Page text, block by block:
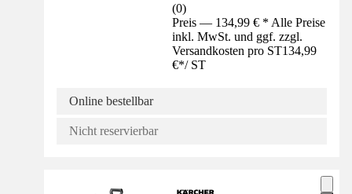
(0)
Preis — 134,99 € * Alle Preise
inkl. MwSt. und ggf. zzgl.
Versandkosten pro ST134,99
€*/ ST
Online bestellbar
Nicht reservierbar